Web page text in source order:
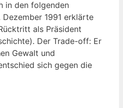
in den folgenden
1991 erklärte
als Präsident
Der Trade-off: Er
Gewalt und
sich gegen die